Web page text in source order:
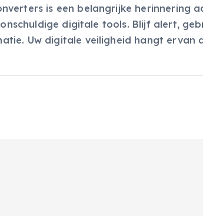
is een belangrijke herinnering
digitale tools. Blijf alert,
Uw digitale veiligheid hangt ervan